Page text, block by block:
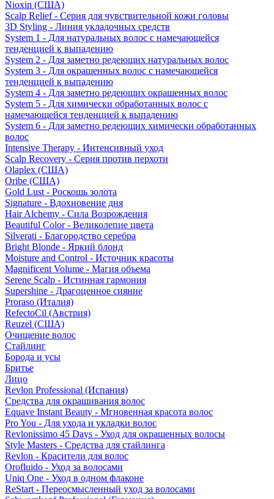
Nioxin (США)
Scalp Relief - Серия для чувствительной кожи головы
3D Styling - Линия укладочных средств
System 1 - Для натуральных волос с намечающейся
тенденцией к выпадению
System 2 - Для заметно редеющих натуральных волос
System 3 - Для окрашенных волос с намечающейся
тенденцией к выпадению
System 4 - Для заметно редеющих окрашенных волос
System 5 - Для химически обработанных волос с
намечающейся тенденцией к выпадению
System 6 - Для заметно редеющих химически обработанных
волос
Intensive Therapy - Интенсивный уход
Scalp Recovery - Серия против перхоти
Olaplex (США)
Oribe (США)
Gold Lust - Роскошь золота
Signature - Вдохновение дня
Hair Alchemy - Сила Возрождения
Beautiful Color - Великолепие цвета
Silverati - Благородство серебра
Bright Blonde - Яркий блонд
Moisture and Control - Источник красоты
Magnificent Volume - Магия объема
Serene Scalp - Истинная гармония
Supershine - Драгоценное сияние
Proraso (Италия)
RefectoCil (Австрия)
Reuzel (США)
Очищение волос
Стайлинг
Борода и усы
Бритье
Лицо
Revlon Professional (Испания)
Средства для окрашивания волос
Equave Instant Beauty - Мгновенная красота волос
Pro You - Для ухода и укладки волос
Revlonissimo 45 Days - Уход для окрашенных волосы
Style Masters - Средства для стайлинга
Revlon - Красители для волос
Orofluido - Уход за волосами
Uniq One - Уход в одном флаконе
ReStart - Переосмысленный уход за волосами